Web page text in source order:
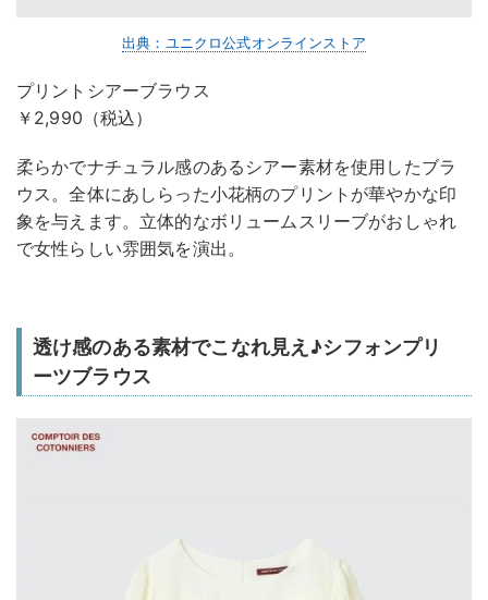
出典：ユニクロ公式オンラインストア
プリントシアーブラウス
￥2,990（税込）
柔らかでナチュラル感のあるシアー素材を使用したブラ
ウス。全体にあしらった小花柄のプリントが華やかな印
象を与えます。立体的なボリュームスリーブがおしゃれ
で女性らしい雰囲気を演出。
透け感のある素材でこなれ見え♪シフォンプリ
ーツブラウス